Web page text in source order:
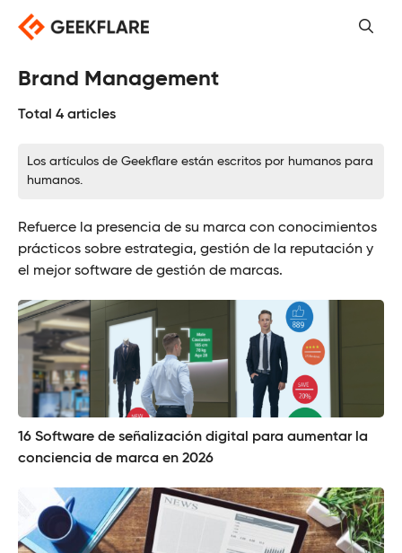
Saltar
contenido
Brand Management
Total 4 articles
Los artículos de Geekflare están escritos por humanos para
humanos.
Refuerce la presencia de su marca con conocimientos
prácticos sobre estrategia, gestión de la reputación y
el mejor software de gestión de marcas.
16 Software de señalización digital para aumentar la
conciencia de marca en 2026